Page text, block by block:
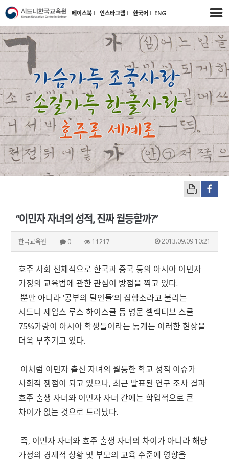
페이스북 l 인스타그램 l 한국어 l ENG
“이민자 자녀의 성적, 진짜 월등할까?”
한국교육원 0 11217 2013.09.09 10:21
호주 사회 전체적으로 한국과 중국 등의 아시아 이민자
가정의 교육법에 관한 관심이 방점을 찍고 있다.
뿐만 아니라 ‘공부의 달인들’의 집합소라고 불리는
시드니 제임스 루스 하이스쿨 등 명문 셀렉티브 스쿨
75%가량이 아시아 학생들이라는 통계는 이러한 현상을
더욱 부추기고 있다.
이처럼 이민자 출신 자녀의 월등한 학교 성적 이슈가
사회적 쟁점이 되고 있으나, 최근 발표된 연구 조사 결과
호주 출생 자녀와 이민자 자녀 간에는 학업적으로 큰
차이가 없는 것으로 드러났다.
즉, 이민자 자녀와 호주 출생 자녀의 차이가 아니라 해당
가정의 경제적 상황 및 부모의 교육 수준에 영향을